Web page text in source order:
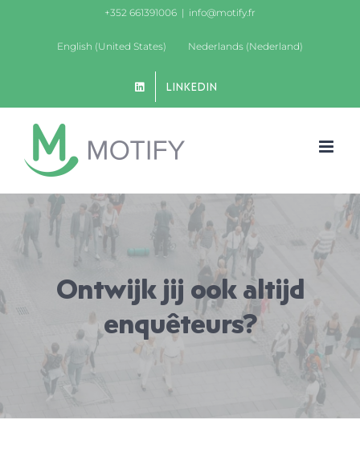
+352 661391006 | info@motify.fr
English (United States) Nederlands (Nederland)
LINKEDIN
Ontwijk jij ook altijd
enquêteurs?